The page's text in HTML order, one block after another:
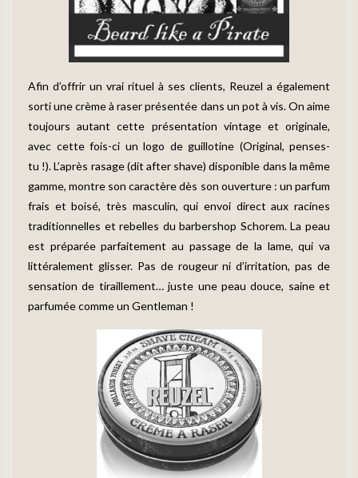
Afin d’offrir un vrai rituel à ses clients, Reuzel a également
sorti une crème à raser présentée dans un pot à vis. On aime
toujours autant cette présentation vintage et originale,
avec cette fois-ci un logo de guillotine (Original, penses-
tu !). L’après rasage (dit after shave) disponible dans la même
gamme, montre son caractère dès son ouverture : un parfum
frais et boisé, très masculin, qui envoi direct aux racines
traditionnelles et rebelles du barbershop Schorem. La peau
est préparée parfaitement au passage de la lame, qui va
littéralement glisser. Pas de rougeur ni d’irritation, pas de
sensation de tiraillement… juste une peau douce, saine et
parfumée comme un Gentleman !